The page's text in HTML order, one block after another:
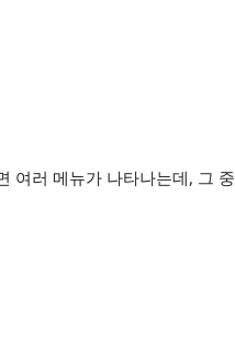
여러 메뉴가 나타나는데, 그 중